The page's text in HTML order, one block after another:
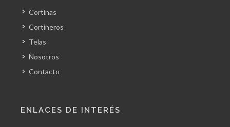
Cortinas
Cortineros
Telas
Nosotros
Contacto
ENLACES DE INTERÉS